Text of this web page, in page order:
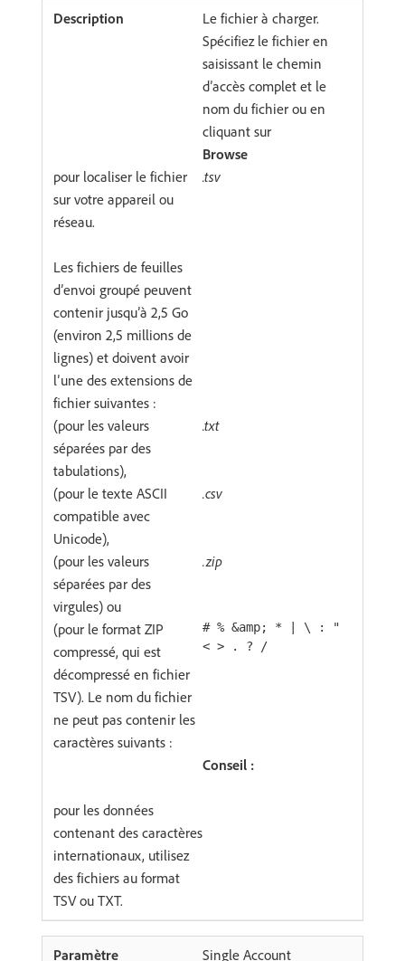
Le fichier à charger.
Spécifiez le fichier en
saisissant le chemin
d’accès complet et le
nom du fichier ou en
cliquant sur
Browse
pour localiser le fichier
sur votre appareil ou
réseau.
Les fichiers de feuilles
d’envoi groupé peuvent
contenir jusqu’à 2,5 Go
(environ 2,5 millions de
lignes) et doivent avoir
l’une des extensions de
fichier suivantes :
.tsv
(pour les valeurs
séparées par des
tabulations),
.txt
(pour le texte ASCII
compatible avec
Unicode),
.csv
(pour les valeurs
séparées par des
virgules) ou
.zip
(pour le format ZIP
compressé, qui est
décompressé en fichier
TSV). Le nom du fichier
ne peut pas contenir les
caractères suivants :
# % &amp; * | \ : "
< > . ? /
Conseil :
pour les données
contenant des caractères
internationaux, utilisez
des fichiers au format
TSV ou TXT.
Single Account